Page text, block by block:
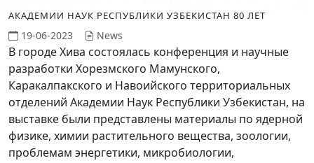
АКАДЕМИИ НАУК РЕСПУБЛИКИ УЗБЕКИСТАН 80 ЛЕТ
19-06-2023 News
В городе Хива состоялась конференция и научные
разработки Хорезмского Мамунского,
Каракалпакского и Навоийского территориальных
отделений Академии Наук Республики Узбекистан, на
выставке были представлены материалы по ядерной
физике, химии растительного вещества, зоологии,
проблемам энергетики, микробиологии,